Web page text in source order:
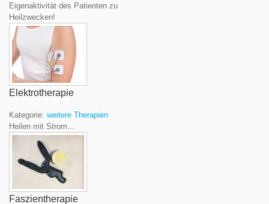
Eigenaktivität des Patienten zu
Heilzwecken!
Elektrotherapie
Kategorie: weitere Therapien
Heilen mit Strom...
Faszientherapie